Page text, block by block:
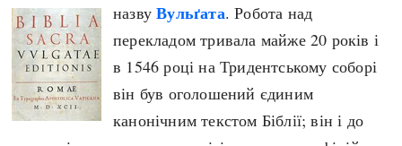
назвуВульґата. Робота над
перекладом тривала майже 20 років і
в 1546 році на Тридентському соборі
він був оголошений єдиним
канонічним текстом Біблії; він і до